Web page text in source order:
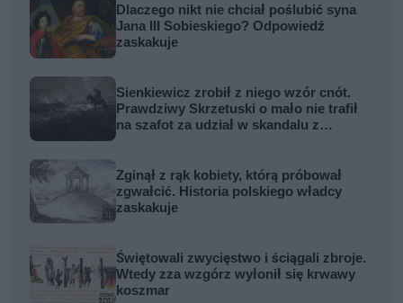
Dlaczego nikt nie chciał poślubić syna
Jana III Sobieskiego? Odpowiedź
zaskakuje
Sienkiewicz zrobił z niego wzór cnót.
Prawdziwy Skrzetuski o mało nie trafił
na szafot za udział w skandalu z
Zginął z rąk kobiety, którą próbował
zgwałcić. Historia polskiego władcy
zaskakuje
Świętowali zwycięstwo i ściągali zbroje.
Wtedy zza wzgórz wyłonił się krwawy
koszmar